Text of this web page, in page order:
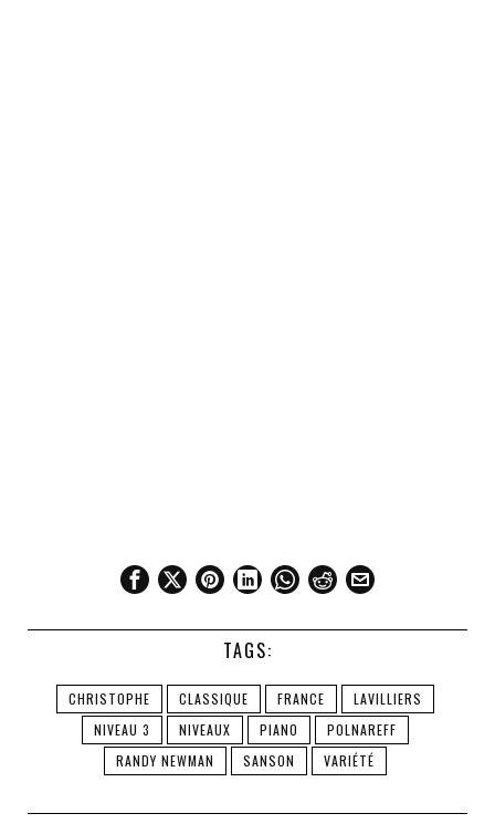
TAGS:
CHRISTOPHE CLASSIQUE FRANCE
LAVILLIERS
NIVEAU 3
NIVEAUX PIANO
POLNAREFF
RANDY NEWMAN
SANSON VARIÉTÉ